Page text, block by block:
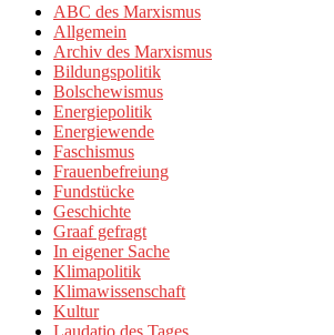
ABC des Marxismus
Allgemein
Archiv des Marxismus
Bildungspolitik
Bolschewismus
Energiepolitik
Energiewende
Faschismus
Frauenbefreiung
Fundstücke
Geschichte
Graaf gefragt
In eigener Sache
Klimapolitik
Klimawissenschaft
Kultur
Laudatio des Tages